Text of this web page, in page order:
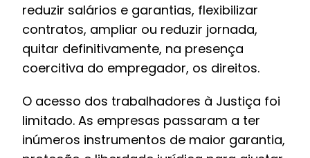
reduzir salários e garantias, flexibilizar
contratos, ampliar ou reduzir jornada,
quitar definitivamente, na presença
coercitiva do empregador, os direitos.
O acesso dos trabalhadores à Justiça foi
limitado. As empresas passaram a ter
inúmeros instrumentos de maior garantia,